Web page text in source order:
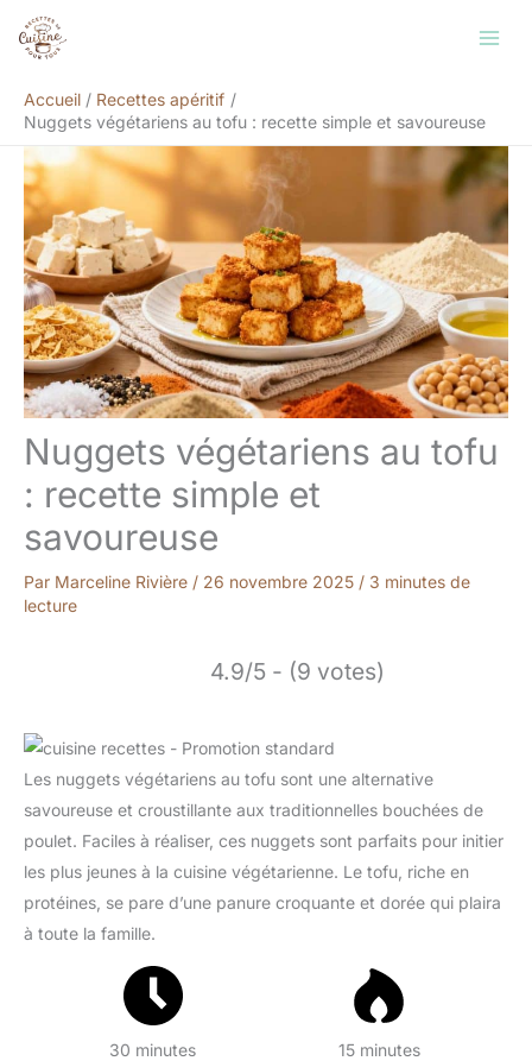
Accueil
Recettes apéritif
Nuggets végétariens au tofu : recette simple et savoureuse
Nuggets végétariens au tofu
: recette simple et
savoureuse
Par Marceline Rivière / 26 novembre 2025 / 3 minutes de
lecture
4.9/5 - (9 votes)
Les nuggets végétariens au tofu sont une alternative
savoureuse et croustillante aux traditionnelles bouchées de
poulet. Faciles à réaliser, ces nuggets sont parfaits pour initier
les plus jeunes à la cuisine végétarienne. Le tofu, riche en
protéines, se pare d’une panure croquante et dorée qui plaira
à toute la famille.
30 minutes 15 minutes
Rechercher